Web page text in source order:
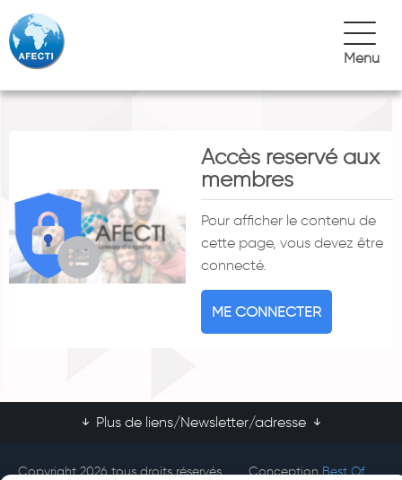
Menu
Accès reservé aux
membres
Pour afficher le contenu de
cette page, vous devez être
connecté.
ME CONNECTER
Plus de liens/Newsletter/adresse
Copyright 2026 tous droits réservés
ConceptionBest Of